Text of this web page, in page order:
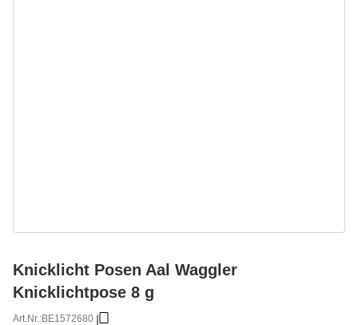
Knicklicht Posen Aal Waggler
Knicklichtpose 8 g
Art.Nr.:BE1572680